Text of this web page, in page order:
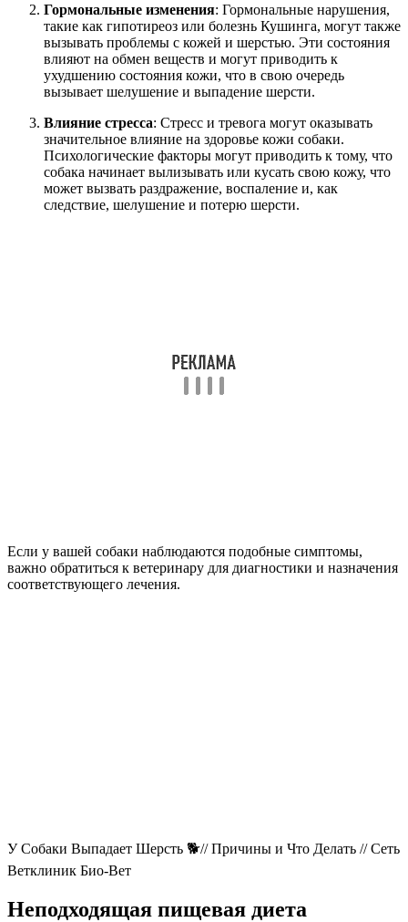
Гормональные изменения: Гормональные нарушения,
такие как гипотиреоз или болезнь Кушинга, могут также
вызывать проблемы с кожей и шерстью. Эти состояния
влияют на обмен веществ и могут приводить к
ухудшению состояния кожи, что в свою очередь
вызывает шелушение и выпадение шерсти.
Влияние стресса: Стресс и тревога могут оказывать
значительное влияние на здоровье кожи собаки.
Психологические факторы могут приводить к тому, что
собака начинает вылизывать или кусать свою кожу, что
может вызвать раздражение, воспаление и, как
следствие, шелушение и потерю шерсти.
Если у вашей собаки наблюдаются подобные симптомы,
важно обратиться к ветеринару для диагностики и назначения
соответствующего лечения.
У Собаки Выпадает Шерсть 🐕// Причины и Что Делать // Сеть
Ветклиник Био-Вет
Неподходящая пищевая диета